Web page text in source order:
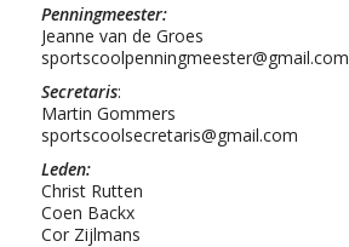
Penningmeester:
Jeanne van de Groes
sportscoolpenningmeester@gmail.com
Secretaris:
Martin Gommers
sportscoolsecretaris@gmail.com
Leden:
Christ Rutten
Coen Backx
Cor Zijlmans